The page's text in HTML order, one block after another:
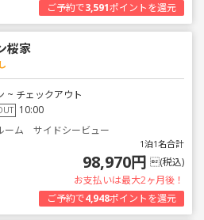
ご予約で3,591ポイントを還元
桜家
~ チェックアウト
10:00
ーム サイドシービュー
1泊1名合計
98,970円 (税込)
お支払いは最大2ヶ月後！
ご予約で4,948ポイントを還元